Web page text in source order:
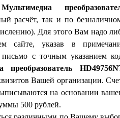
Мультимедиа
расчёт, так и по
Для этого Вам надо
сайте, указав в
с точным указанием
преобразователь
Вашей организации.
на основании
500 рублей.